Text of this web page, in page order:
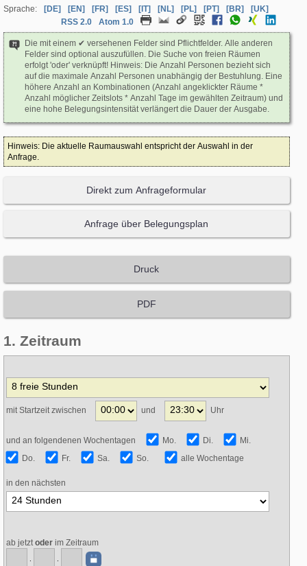
Sprache: [DE] [EN] [FR] [ES] [IT] [NL] [PL] [PT] [BR]
[UK]
RSS 2.0
Atom 1.0
Die mit einem ✔ versehenen Felder sind Pflichtfelder. Alle anderen
Felder sind optional auszufüllen. Die Suche von freien Räumen
erfolgt 'oder' verknüpft! Hinweis: Die Anzahl Personen bezieht sich
auf die maximale Anzahl Personen unabhängig der Bestuhlung. Eine
höhere Anzahl an Kombinationen (Anzahl angeklickter Räume *
Anzahl möglicher Zeitslots * Anzahl Tage im gewählten Zeitraum) und
eine hohe Belegungsintensität verlängert die Dauer der Ausgabe.
Hinweis: Die aktuelle Raumauswahl entspricht der Auswahl in der
Anfrage.
Direkt zum Anfrageformular
Anfrage über Belegungsplan
1. Zeitraum
mit Startzeit zwischen und Uhr
und an folgendenen Wochentagen Mo. Di.
Mi.
Do.
Fr. Sa. So. alle Wochentage
in den nächsten
ab jetztoder im Zeitraum